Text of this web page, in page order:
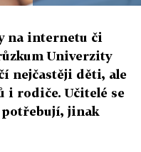
na internetu či
Univerzity
nejčastěji děti, ale
i rodiče. Učitelé se
potřebují, jinak